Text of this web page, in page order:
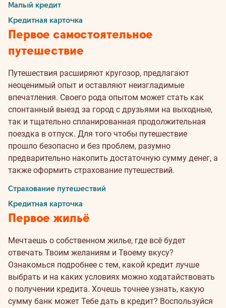
Малый кредит
Кредитная карточка
Первое самостоятельное
путешествие
Путешествия расширяют кругозор, предлагают
неоценимый опыт и оставляют неизгладимые
впечатления. Своего рода опытом может стать как
спонтанный выезд за город с друзьями на выходные,
так и тщательно спланированная продолжительная
поездка в отпуск. Для того чтобы путешествие
прошло безопасно и без проблем, разумно
предварительно накопить достаточную сумму денег, а
также оформить страхование путешествий.
Страхование путешествий
Кредитная карточка
Первое жильё
Мечтаешь о собственном жилье, где всё будет
отвечать Твоим желаниям и Твоему вкусу?
Ознакомься подробнее с тем, какой кредит лучше
выбрать и на каких условиях можно ходатайствовать
о получении кредита. Хочешь точнее узнать, какую
сумму банк может Тебе дать в кредит? Воспользуйся